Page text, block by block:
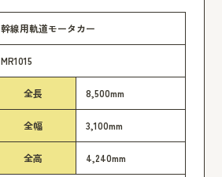
幹線用軌道モータカー
MR1015
全長 8,500mm
全幅 3,100mm
全高 4,240mm